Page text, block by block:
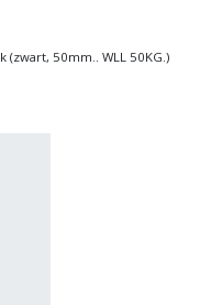
(zwart, 50mm.. WLL 50KG.)